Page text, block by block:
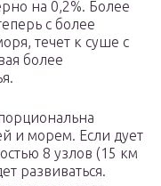
на 0,2%. Более
с более
течет к суше с
более
и морем. Если дует
8 узлов (15 км
развиваться.